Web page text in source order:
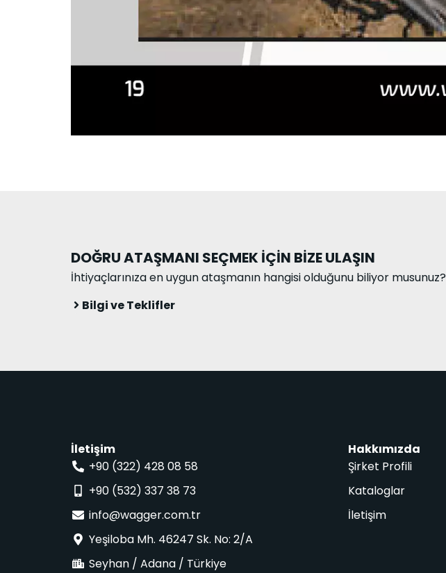
DOĞRU ATAŞMANI SEÇMEK İÇİN BİZE ULAŞIN
İhtiyaçlarınıza en uygun ataşmanın hangisi olduğunu biliyor musunuz?
Bilgi ve Teklifler
İletişim
+90 (322) 428 08 58
+90 (532) 337 38 73
info@wagger.com.tr
Yeşiloba Mh. 46247 Sk. No: 2/A
Seyhan / Adana / Türkiye
Hakkımızda
Şirket Profili
Kataloglar
İletişim